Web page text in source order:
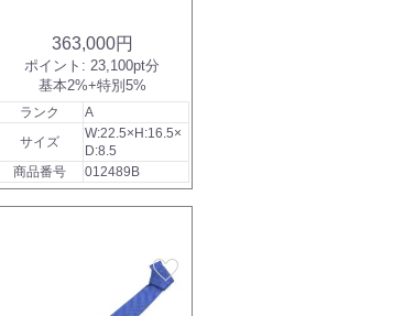
363,000円
ポイント:23,100pt分
基本2%+特別5%
ランク
A
サイズ
W:22.5×H:16.5×
D:8.5
商品番号
012489B
favorite